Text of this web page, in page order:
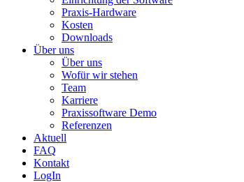
Praxis-Hardware
Kosten
Downloads
Über uns
Über uns
Wofür wir stehen
Team
Karriere
Praxissoftware Demo
Referenzen
Aktuell
FAQ
Kontakt
LogIn